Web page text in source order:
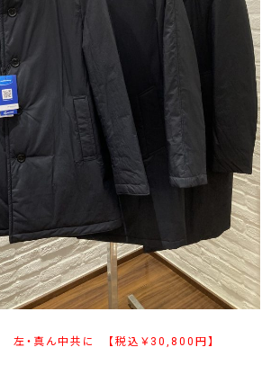
左・真ん中共に 【税込￥30,800円】